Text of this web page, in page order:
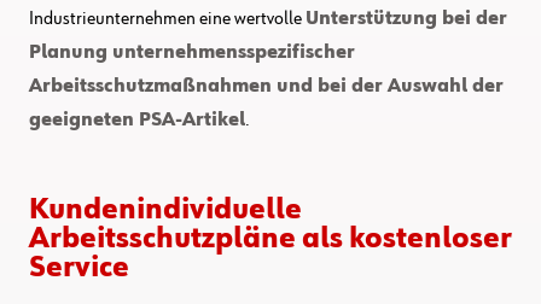
Industrieunternehmen eine wertvolle Unterstützung bei der
Planung unternehmensspezifischer
Arbeitsschutzmaßnahmen und bei der Auswahl der
geeigneten PSA-Artikel.
Kundenindividuelle
Arbeitsschutzpläne als kostenloser
Service